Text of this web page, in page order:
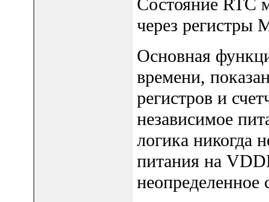
Состояние RTC
через регистры
Основная
времени,
регистров и
независимое
логика никогда
питания на
неопределенное